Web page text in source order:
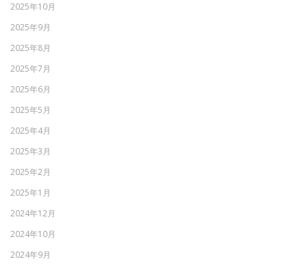
2025年10月
2025年9月
2025年8月
2025年7月
2025年6月
2025年5月
2025年4月
2025年3月
2025年2月
2025年1月
2024年12月
2024年10月
2024年9月